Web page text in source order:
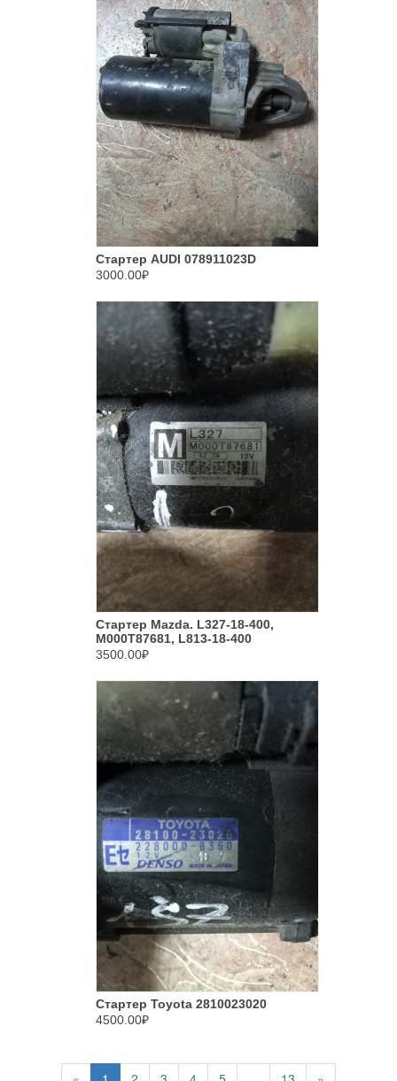
Стартер AUDI 078911023D
3000.00₽
Стартер Mazda. L327-18-400,
M000T87681, L813-18-400
3500.00₽
Стартер Toyota 2810023020
4500.00₽